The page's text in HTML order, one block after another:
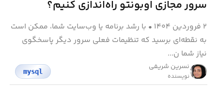
سرور مجازی اوبونتو راه‌اندازی کنیم؟
۲ فروردین ۱۴۰۴ • با رشد برنامه یا وب‌سایت شما، ممکن است
به نقطه‌ای برسید که تنظیمات فعلی سرور دیگر پاسخگوی
نیاز شما ن...
نسرین شریفی
نویسنده
mysql